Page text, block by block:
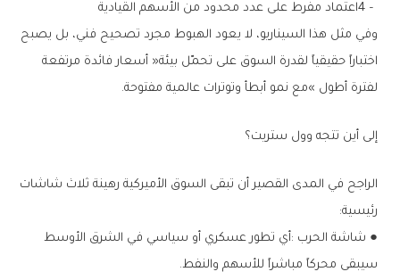
4‭ – ‬اعتماد‭ ‬مفرط‭ ‬على‭ ‬عدد‭ ‬محدود‭ ‬من‭ ‬الأسهم‭ ‬القيادية
‬لفترة‭ ‬أطول‮»‬‭ ‬مع‭ ‬نمو‭ ‬أبطأ‭ ‬وتوترات‭ ‬عالمية‭ ‬مفتوحة‭.‬
إلى‭ ‬أين‭ ‬تتجه‭ ‬وول‭ ‬ستريت؟
‬رئيسية‭:‬
‬سيبقى‭ ‬محركاً‭ ‬مباشراً‭ ‬للأسهم‭ ‬والنفط‭.‬